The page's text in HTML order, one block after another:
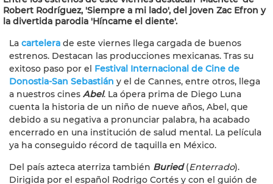
Robert Rodríguez, 'Siempre a mi lado', del joven Zac Efron y
la divertida parodia 'Híncame el diente'.
La cartelera de este viernes llega cargada de buenos
estrenos. Destacan las producciones mexicanas. Tras su
exitoso paso por el Festival Internacional de Cine de
Donostia-San Sebastián y el de Cannes, entre otros, llega
a nuestros cines Abel. La ópera prima de Diego Luna
cuenta la historia de un niño de nueve años, Abel, que
debido a su negativa a pronunciar palabra, ha acabado
encerrado en una institución de salud mental. La película
ya ha conseguido récord de taquilla en México.
Del país azteca aterriza también Buried(Enterrado).
Dirigida por el español Rodrigo Cortés y con el guión de